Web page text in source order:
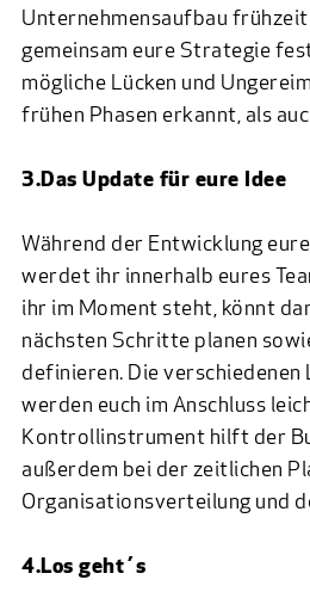
Unternehmensaufbau
gemeinsam eure Strategie
mögliche Lücken und
frühen Phasen erkannt, als
3.Das Update für eure Idee
Während der Entwicklung
werdet ihr innerhalb eures
ihr im Moment steht, könnt
nächsten Schritte planen
definieren. Die verschiedenen
werden euch im Anschluss
Kontrollinstrument hilft der
außerdem bei der zeitlichen
Organisationsverteilung und
4.Los geht´s